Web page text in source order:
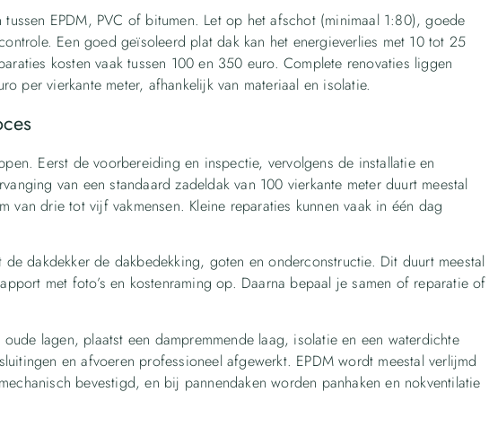
EPDM, PVC of bitumen. Let op het afschot (minimaal 1:80), goede
Een goed geïsoleerd plat dak kan het energieverlies met 10 tot 25
kosten vaak tussen 100 en 350 euro. Complete renovaties liggen
per vierkante meter, afhankelijk van materiaal en isolatie.
Eerst de voorbereiding en inspectie, vervolgens de installatie en
van een standaard zadeldak van 100 vierkante meter duurt meestal
van drie tot vijf vakmensen. Kleine reparaties kunnen vaak in één dag
dakdekker de dakbedekking, goten en onderconstructie. Dit duurt meestal
met foto’s en kostenraming op. Daarna bepaal je samen of reparatie of
lagen, plaatst een dampremmende laag, isolatie en een waterdichte
en afvoeren professioneel afgewerkt. EPDM wordt meestal verlijmd
bevestigd, en bij pannendaken worden panhaken en nokventilatie